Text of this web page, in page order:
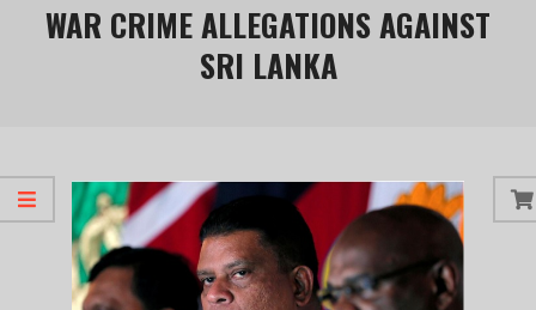
WAR CRIME ALLEGATIONS AGAINST
SRI LANKA